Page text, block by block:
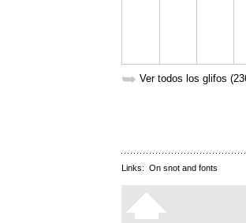
➥ Ver todos los glifos
Links: On snot and fonts